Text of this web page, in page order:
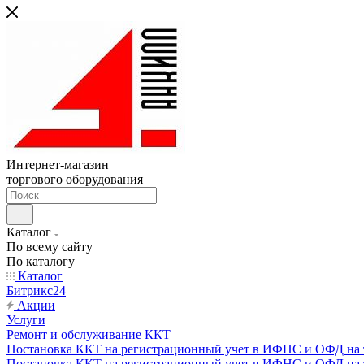
Интернет-магазин
торгового оборудования
Каталог
По всему сайту
По каталогу
Каталог
Битрикс24
Акции
Услуги
Ремонт и обслуживание ККТ
Постановка ККТ на регистрационный учет в ИФНС и ОФД на